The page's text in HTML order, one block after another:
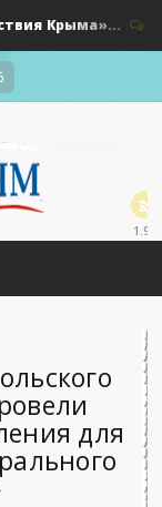
Крыма»... 0
1.9k
для